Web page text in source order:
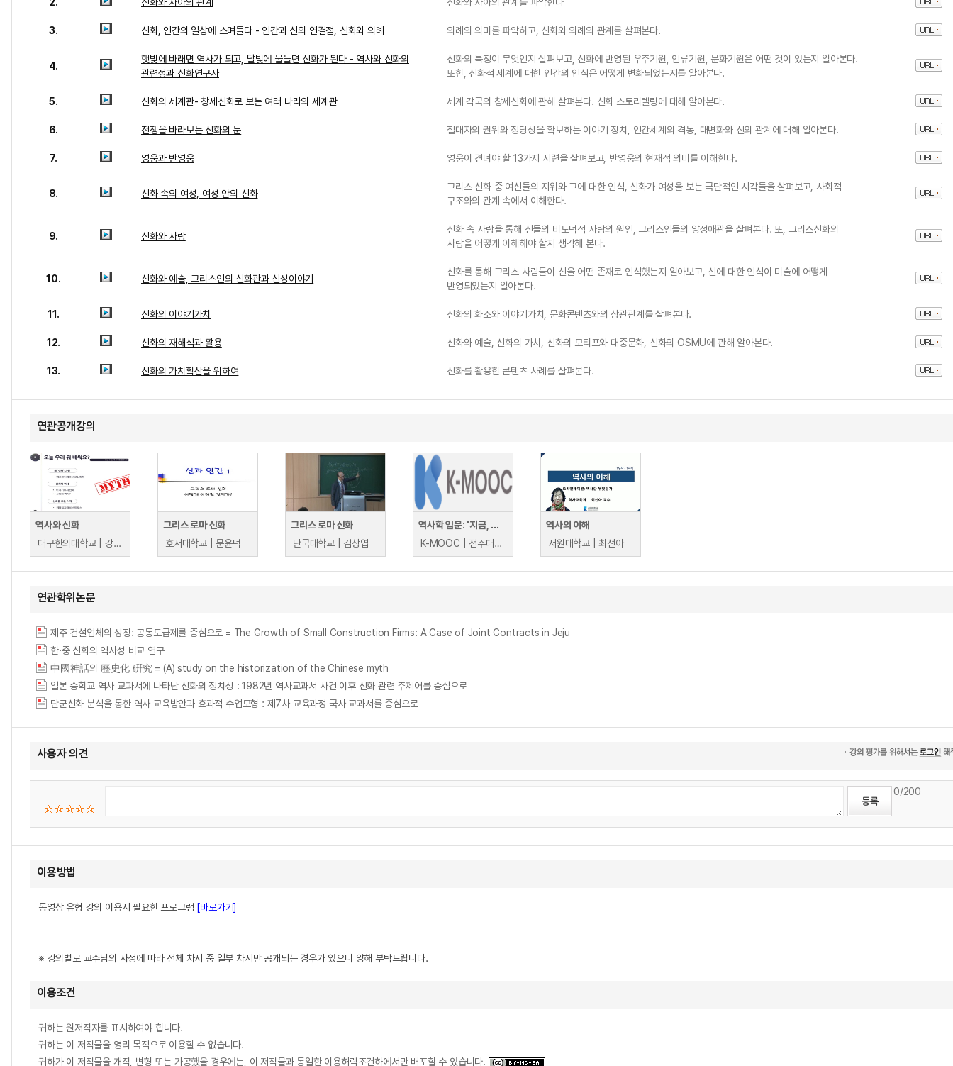
3. 신화, 인간의 일상에 스며들다 - 인간과 신의 연결점, 신화와 의례 의례의 의미를 파악하고, 신화와 의례의 관계를 살펴본다.
4.
햇빛에 바래면 역사가 되고, 달빛에 물들면 신화가 된다 - 역사와 신화의
관련성과 신화연구사
신화의 특징이 무엇인지 살펴보고, 신화에 반영된 우주기원, 인류기원, 문화기원은 어떤 것이 있는지 알아본다.
또한, 신화적 세계에 대한 인간의 인식은 어떻게 변화되었는지를 알아본다.
5. 신화의 세계관- 창세신화로 보는 여러 나라의 세계관 세계 각국의 창세신화에 관해 살펴본다. 신화 스토리텔링에 대해 알아본다.
6. 전쟁을 바라보는 신화의 눈 절대자의 권위와 정당성을 확보하는 이야기 장치, 인간세계의 격동, 대변화와 신의 관계에 대해 알아본다.
7. 영웅과 반영웅 영웅이 견뎌야 할 13가지 시련을 살펴보고, 반영웅의 현재적 의미를 이해한다.
8. 신화 속의 여성, 여성 안의 신화
그리스 신화 중 여신들의 지위와 그에 대한 인식, 신화가 여성을 보는 극단적인 시각들을 살펴보고, 사회적
구조와의 관계 속에서 이해한다.
9. 신화와 사랑
신화 속 사랑을 통해 신들의 비도덕적 사랑의 원인, 그리스인들의 양성애관을 살펴본다. 또, 그리스신화의
사랑을 어떻게 이해해야 할지 생각해 본다.
10. 신화와 예술, 그리스인의 신화관과 신성이야기
신화를 통해 그리스 사람들이 신을 어떤 존재로 인식했는지 알아보고, 신에 대한 인식이 미술에 어떻게
반영되었는지 알아본다.
11. 신화의 이야기가치 신화의 화소와 이야기가치, 문화콘텐츠와의 상관관계를 살펴본다.
12. 신화의 재해석과 활용 신화와 예술, 신화의 가치, 신화의 모티프와 대중문화, 신화의 OSMU에 관해 알아본다.
13. 신화의 가치확산을 위하여 신화를 활용한 콘텐츠 사례를 살펴본다.
연관공개강의
역사와 신화
대구한의대학교 | 강민희, 이승우
그리스 로마 신화
호서대학교 | 문윤덕
그리스 로마 신화
단국대학교 | 김상엽
역사학 입문: '지금, 여기'를 위한 역사 공부
K-MOOC | 전주대학교 오항녕
역사의 이해
서원대학교 | 최선아
연관학위논문
제주 건설업체의 성장: 공동도급제를 중심으로 = The Growth of Small Construction Firms: A Case of Joint Contracts in Jeju
한·중 신화의 역사성 비교 연구
中國神話의 歷史化 硏究 = (A) study on the historization of the Chinese myth
일본 중학교 역사 교과서에 나타난 신화의 정치성 : 1982년 역사교과서 사건 이후 신화 관련 주제어를 중심으로
단군신화 분석을 통한 역사 교육방안과 효과적 수업모형 : 제7차 교육과정 국사 교과서를 중심으로
사용자 의견
0/200
이용방법
동영상 유형 강의 이용시 필요한 프로그램 [바로가기]
※ 강의별로 교수님의 사정에 따라 전체 차시 중 일부 차시만 공개되는 경우가 있으니 양해 부탁드립니다.
이용조건
귀하는 원저작자를 표시하여야 합니다.
귀하는 이 저작물을 영리 목적으로 이용할 수 없습니다.
귀하가 이 저작물을 개작, 변형 또는 가공했을 경우에는, 이 저작물과 동일한 이용허락조건하에서만 배포할 수 있습니다.